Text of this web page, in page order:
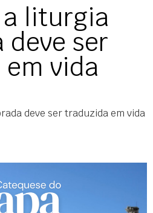
a liturgia
deve ser
vida
deve ser traduzida em vida